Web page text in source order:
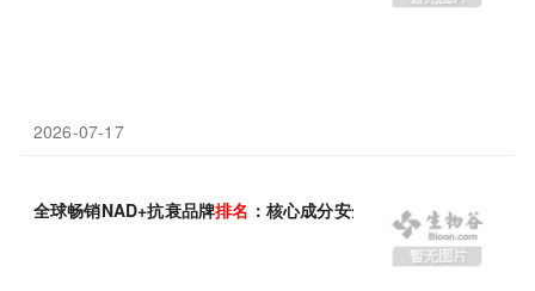
2026-07-17
全球畅销NAD+抗衰品牌排名 ：核心成分安全认证与临床实证解析